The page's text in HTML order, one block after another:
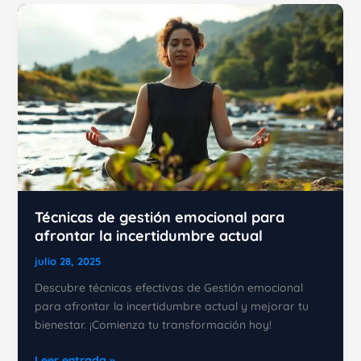
Técnicas de gestión emocional para
afrontar la incertidumbre actual
julio 28, 2025
Descubre técnicas efectivas de Gestión emocional
para afrontar la incertidumbre actual y mejorar tu
bienestar. ¡Comienza tu transformación hoy!